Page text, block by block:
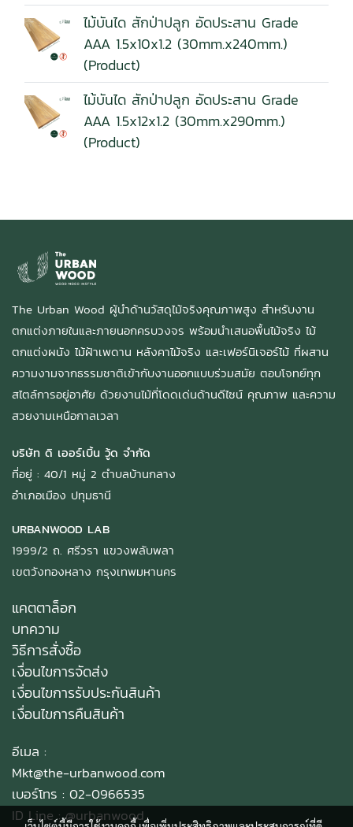
ไม้บันได สักป่าปลูก อัดประสาน Grade
AAA 1.5x10x1.2 (30mm.x240mm.)
(Product)
ไม้บันได สักป่าปลูก อัดประสาน Grade
AAA 1.5x12x1.2 (30mm.x290mm.)
(Product)
The Urban Wood ผู้นำด้านวัสดุไม้จริงคุณภาพสูง สำหรับงาน
ตกแต่งภายในและภายนอกครบวงจร พร้อมนำเสนอพื้นไม้จริง ไม้
ตกแต่งผนัง ไม้ฝ้าเพดาน หลังคาไม้จริง และเฟอร์นิเจอร์ไม้ ที่ผสาน
ความงามจากธรรมชาติเข้ากับงานออกแบบร่วมสมัย ตอบโจทย์ทุก
สไตล์การอยู่อาศัย ด้วยงานไม้ที่โดดเด่นด้านดีไซน์ คุณภาพ และความ
สวยงามเหนือกาลเวลา
บริษัท ดิ เออร์เบิ้น วู้ด จำกัด
ที่อยู่ : 40/1 หมู่ 2 ตำบลบ้านกลาง
อำเภอเมือง ปทุมธานี
URBANWOOD LAB
1999/2 ถ. ศรีวรา แขวงพลับพลา
เขตวังทองหลาง กรุงเทพมหานคร
แคตตาล็อก
บทความ
วิธีการสั่งซื้อ
เงื่อนไขการจัดส่ง
เงื่อนไขการรับประกันสินค้า
เงื่อนไขการคืนสินค้า
อีเมล :
Mkt@the-urbanwood.com
เบอร์โทร : 02-0966535
ID Line :@urbanwood